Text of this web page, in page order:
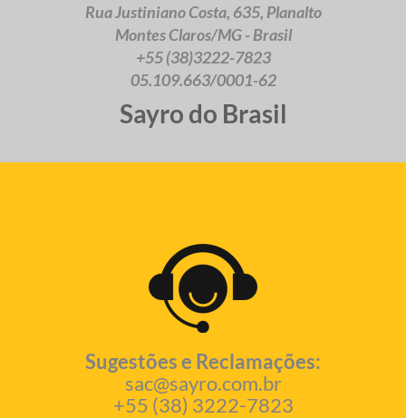
Rua Justiniano Costa, 635, Planalto
Montes Claros/MG - Brasil
+55 (38)3222-7823
05.109.663/0001-62
Sayro do Brasil
Sugestões e Reclamações:
sac@sayro.com.br
+55 (38) 3222-7823